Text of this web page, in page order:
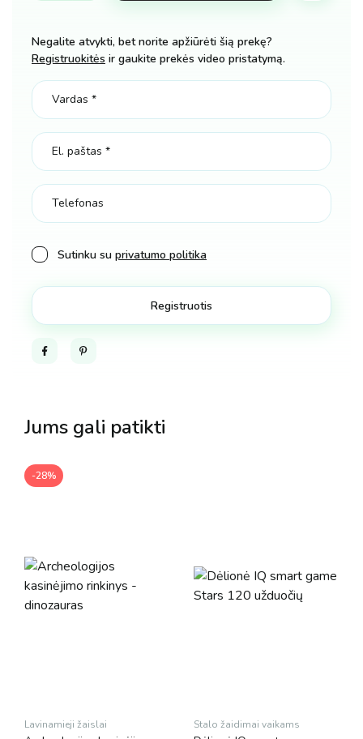
32.98 €.
19.75 €.
kiekis
Negalite atvykti, bet norite apžiūrėti šią prekę?
Registruokitės ir gaukite prekės video pristatymą.
Sutinku su privatumo politika
FacebookPinterest
Jums gali patikti
-28%
Lavinamieji žaislai Stalo žaidimai vaikams